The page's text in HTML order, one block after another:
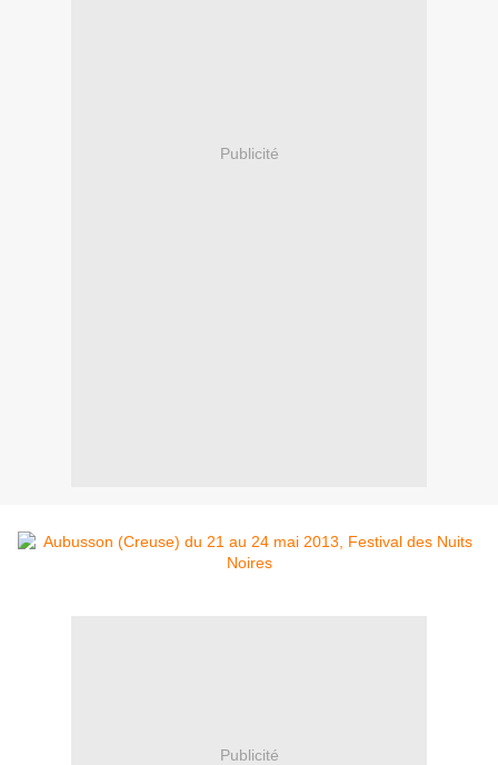
Publicité
Publicité